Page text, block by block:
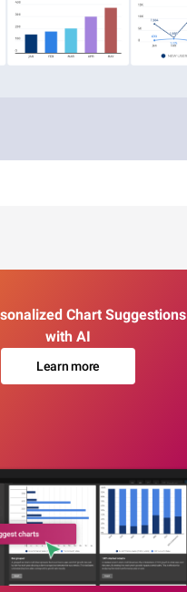
Chart Suggestions
with AI
Learn more